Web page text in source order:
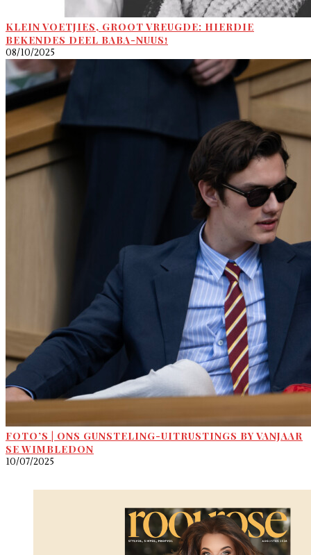
KLEIN VOETJIES, GROOT VREUGDE: HIERDIE
BEKENDES DEEL BABA-NUUS!
08/10/2025
FOTO’S | ONS GUNSTELING-UITRUSTINGS BY VANJAAR
SE WIMBLEDON
10/07/2025